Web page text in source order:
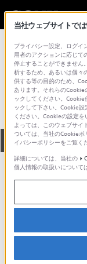
総合サポー
SRP-
全て ダウンロ
ダウンロー
現在、本ページで
当社ウェブサイトで
プライバシー設定、ログイ
用者のアクションに応じて
停止することができません
析するため、あるいは個々
供する等の目的のため、
あります。それらの
ックしてください。
ックして下さい。Cookie
ください。Cookieの設定
よっては、このウェブサイ
ついては、当社のCookieポ
イバシーポリシーをご覧く
詳細については、当社の
個人情報の取扱いについて